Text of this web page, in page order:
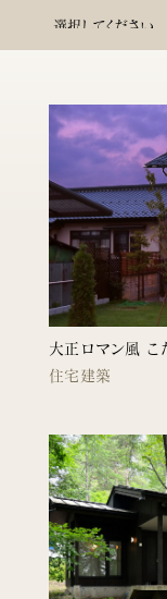
施工事例
新着情報
会社概要
お問い合わせ
大正ロマン風 こ
住宅建築